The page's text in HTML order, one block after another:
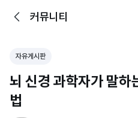
뒤로가기커뮤니티
자유게시판
뇌 신경 과학자가 말하
법